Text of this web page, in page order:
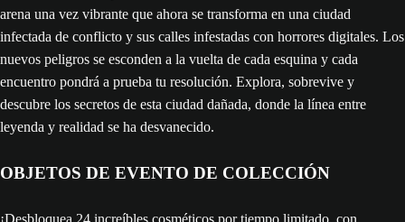
arena una vez vibrante que ahora se transforma en una ciudad
infectada de conflicto y sus calles infestadas con horrores digitales. Los
nuevos peligros se esconden a la vuelta de cada esquina y cada
encuentro pondrá a prueba tu resolución. Explora, sobrevive y
descubre los secretos de esta ciudad dañada, donde la línea entre
leyenda y realidad se ha desvanecido.
OBJETOS DE EVENTO DE COLECCIÓN
¡Desbloquea 24 increíbles cosméticos por tiempo limitado, con